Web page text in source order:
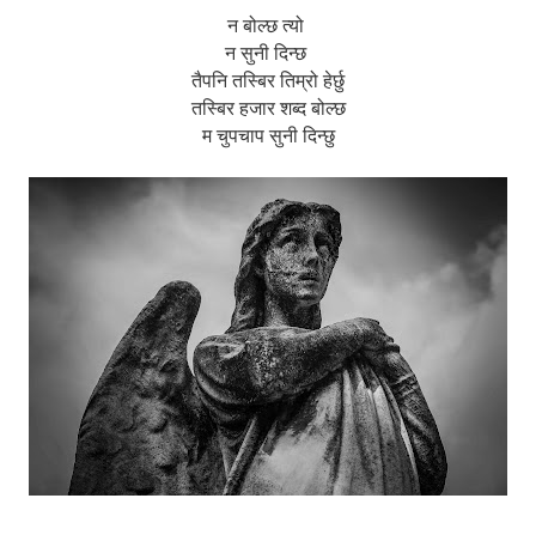
न बोल्छ त्यो
न सुनी दिन्छ
तैपनि तस्बिर तिम्रो हेर्छु
तस्बिर हजार शब्द बोल्छ
म चुपचाप सुनी दिन्छु